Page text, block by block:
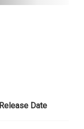
Release Date